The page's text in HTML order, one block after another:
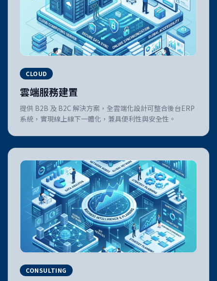
CLOUD
雲端服務建置
提供 B2B 及 B2C 解決方案，全雲端化設計可整合後台ERP
系統，實現線上線下一體化，兼具便利性與安全性。
CONSULTING